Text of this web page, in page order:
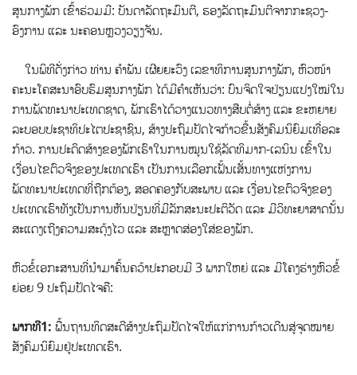
ສູນກາງພັກ ເຂົ້າຮ່ວມມີ: ບັນດາລັດຖະມົນຕີ, ຮອງລັດຖະມົນຕີຈາກກະຊວງ-
ອົງການ ແລະ ນະຄອນຫຼວງວຽງຈັນ.
ໃນພິທີດັ່ງກ່າວ ທ່ານ ຄຳພັນ ເຜີຍຍະວົງ ເລຂາທິການສູນກາງພັກ, ຫົວໜ້າ
ຄະນະໂຄສະນາອົບຮົມສູນກາງພັກ ໄດ້ມີຄຳເຫັນວ່າ: ບົນຈິດໃຈປ່ຽນແປງໃໝ່ໃນ
ການພັດທະນາປະເທດຊາດ, ພັກເຮົາໄດ້ວາງແນວທາງສືບຕໍ່ສ້າງ ແລະ ຂະຫຍາຍ
ລະບອບປະຊາທິປະໄຕປະຊາຊົນ, ສ້າງປະຖົມປັດໄຈກ້າວຂື້ນສັງຄົມນິຍົມເທື່ອລະ
ກ້າວ. ການປະດິດສ້າງຂອງພັກເຮົາໃນການໝູນໃຊ້ລັດທິມາກ-ເລນິນ ເຂົ້າໃນ
ເງື່ອນໄຂຕົວຈິງຂອງປະເທດເຮົາ ເປັນການເລືອກເຟັ້ນເສັ້ນທາງແຫ່ງການ
ພັດທະນາປະເທດທີ່ຖືກຕ້ອງ, ສອດຄອງກັບສະພາບ ແລະ ເງື່ອນໄຂຕົວຈິງຂອງ
ປະເທດເຮົາທັງເປັນການຫັນປ່ຽນທີ່ມີລັກສະນະປະຕິວັດ ແລະ ມີວິທະຍາສາດນັ້ນ
ສະແດງເຖີງຄວາມສະດຸ້ງໄວ ແລະ ສະຫຼາດສ່ອງໃສ່ຂອງພັກ.
ຫົວຂໍ້ເອກະສານທີ່ນຳມາຄົ້ນຄວ້າປະກອບມີ 3 ພາກໃຫຍ່ ແລະ ມີໂຄງຮ່າງຫົວຂໍ້
ຍ່ອຍ 9 ປະຖົມປັດໄຈຄື:
ພາກທີ1: ພື້ນຖານທິດສະດີສ້າງປະຖົມປັດໄຈໃຫ້ແກ່ການກ້າວເດີນສູ່ຈຸດໝາຍ
ສັງຄົມນິຍົມຢູ່ປະເທດເຮົາ.